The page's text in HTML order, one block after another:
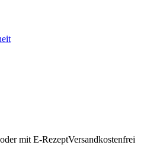
mit E-RezeptVersandkostenfrei